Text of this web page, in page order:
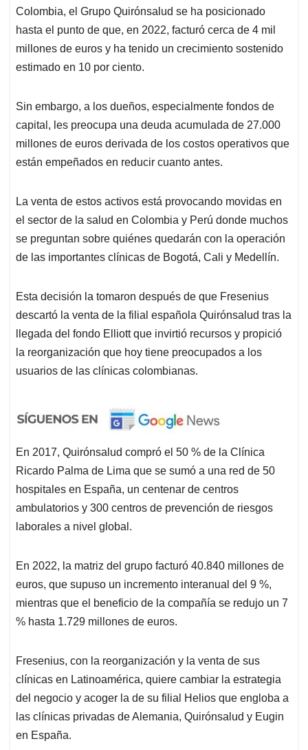
Colombia, el Grupo Quirónsalud se ha posicionado
hasta el punto de que, en 2022, facturó cerca de 4 mil
millones de euros y ha tenido un crecimiento sostenido
estimado en 10 por ciento.
Sin embargo, a los dueños, especialmente fondos de
capital, les preocupa una deuda acumulada de 27.000
millones de euros derivada de los costos operativos que
están empeñados en reducir cuanto antes.
La venta de estos activos está provocando movidas en
el sector de la salud en Colombia y Perú donde muchos
se preguntan sobre quiénes quedarán con la operación
de las importantes clínicas de Bogotá, Cali y Medellín.
Esta decisión la tomaron después de que Fresenius
descartó la venta de la filial española Quirónsalud tras la
llegada del fondo Elliott que invirtió recursos y propició
la reorganización que hoy tiene preocupados a los
usuarios de las clínicas colombianas.
En 2017, Quirónsalud compró el 50 % de la Clínica
Ricardo Palma de Lima que se sumó a una red de 50
hospitales en España, un centenar de centros
ambulatorios y 300 centros de prevención de riesgos
laborales a nivel global.
En 2022, la matriz del grupo facturó 40.840 millones de
euros, que supuso un incremento interanual del 9 %,
mientras que el beneficio de la compañía se redujo un 7
% hasta 1.729 millones de euros.
Fresenius, con la reorganización y la venta de sus
clínicas en Latinoamérica, quiere cambiar la estrategia
del negocio y acoger la de su filial Helios que engloba a
las clínicas privadas de Alemania, Quirónsalud y Eugin
en España.